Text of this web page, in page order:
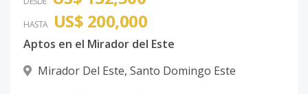
HASTA US$ 200,000
Aptos en el Mirador del Este
Mirador Del Este, Santo Domingo Este